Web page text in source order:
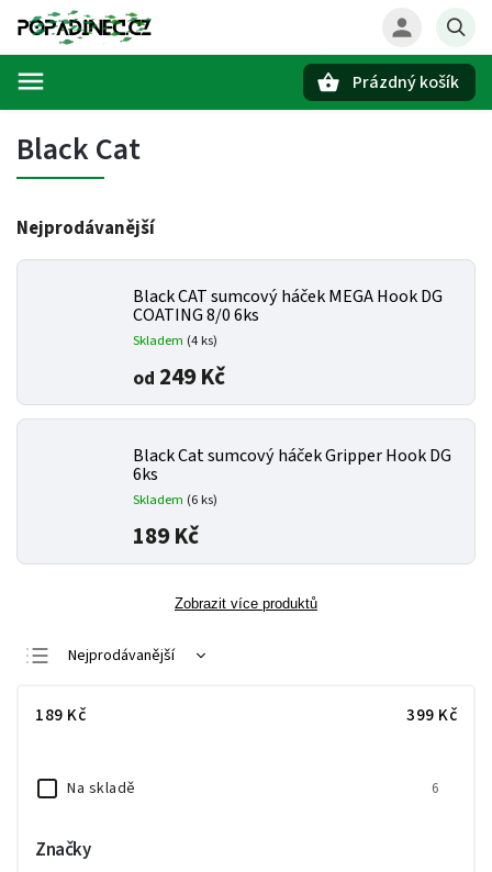
Prázdný košík
Black Cat
Nejprodávanější
Black CAT sumcový háček MEGA Hook DG
COATING 8/0 6ks
Skladem (4 ks)
od 249 Kč
Black Cat sumcový háček Gripper Hook DG
6ks
Skladem (6 ks)
189 Kč
Zobrazit více produktů
Nejprodávanější
Nejdražší
189 Kč 399 Kč
Na skladě 6
Značky